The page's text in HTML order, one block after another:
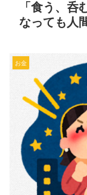
「食う、
なっても人
お金